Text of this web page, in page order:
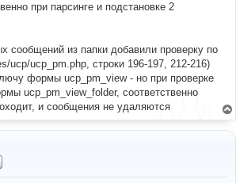
при парсинге и подстановке 2
сообщений из папки добавили проверку по
ucp_pm.php, строки 196-197, 212-216)
формы ucp_pm_view - но при проверке
ucp_pm_view_folder, соответственно
и сообщения не удаляются